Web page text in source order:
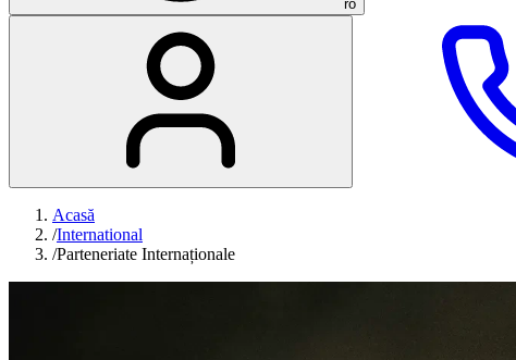
ro
Acasă
/International
/Parteneriate Internaționale